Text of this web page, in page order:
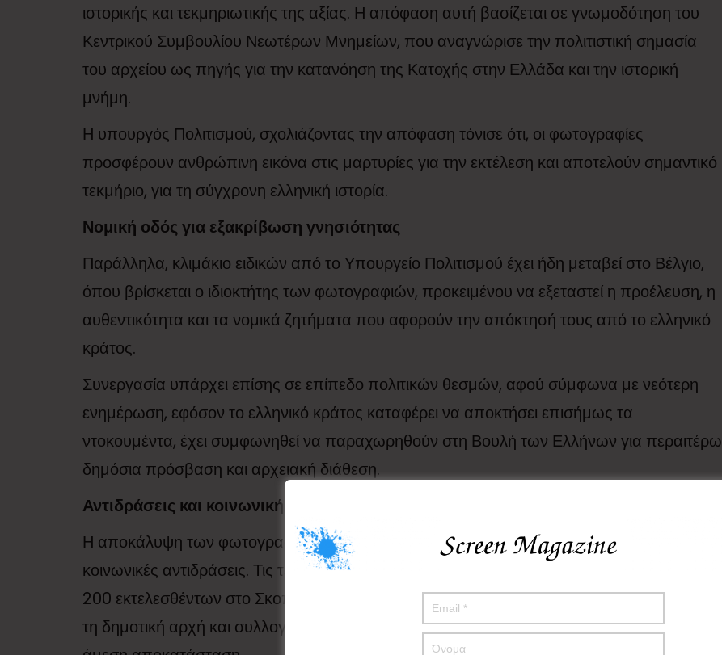
ιστορικής και τεκμηριωτικής της αξίας. Η απόφαση αυτή βασίζεται σε γνωμοδότηση του
Κεντρικού Συμβουλίου Νεωτέρων Μνημείων, που αναγνώρισε την πολιτιστική σημασία
του αρχείου ως πηγής για την κατανόηση της Κατοχής στην Ελλάδα και την ιστορική
μνήμη.
Η υπουργός Πολιτισμού, σχολιάζοντας την απόφαση τόνισε ότι, οι φωτογραφίες
προσφέρουν ανθρώπινη εικόνα στις μαρτυρίες για την εκτέλεση και αποτελούν σημαντικό
τεκμήριο, για τη σύγχρονη ελληνική ιστορία.
Νομική οδός για εξακρίβωση γνησιότητας
Παράλληλα, κλιμάκιο ειδικών από το Υπουργείο Πολιτισμού έχει ήδη μεταβεί στο Βέλγιο,
όπου βρίσκεται ο ιδιοκτήτης των φωτογραφιών, προκειμένου να εξεταστεί η προέλευση, η
αυθεντικότητα και τα νομικά ζητήματα που αφορούν την απόκτησή τους από το ελληνικό
κράτος.
Συνεργασία υπάρχει επίσης σε επίπεδο πολιτικών θεσμών, αφού σύμφωνα με νεότερη
ενημέρωση, εφόσον το ελληνικό κράτος καταφέρει να αποκτήσει επισήμως τα
ντοκουμέντα, έχει συμφωνηθεί να παραχωρηθούν στη Βουλή των Ελλήνων για περαιτέρω
δημόσια πρόσβαση και αρχειακή διάθεση.
Αντιδράσεις και κοινωνική διάσταση
Η αποκάλυψη των φωτογραφιών δεν έφερε μόνο πολιτιστικό ενδιαφέρον αλλά και έντονες
κοινωνικές αντιδράσεις. Τις τελευταίες μέρες σημειώθηκαν βανδαλισμοί στο μνημείο των
200 εκτελεσθέντων στο Σκοπευτήριο της Καισαριανής, γεγονός που καταδικάστηκε από
τη δημοτική αρχή και συλλογικούς φορείς με δηλώσεις καταδίκης και δεσμεύσεις, για